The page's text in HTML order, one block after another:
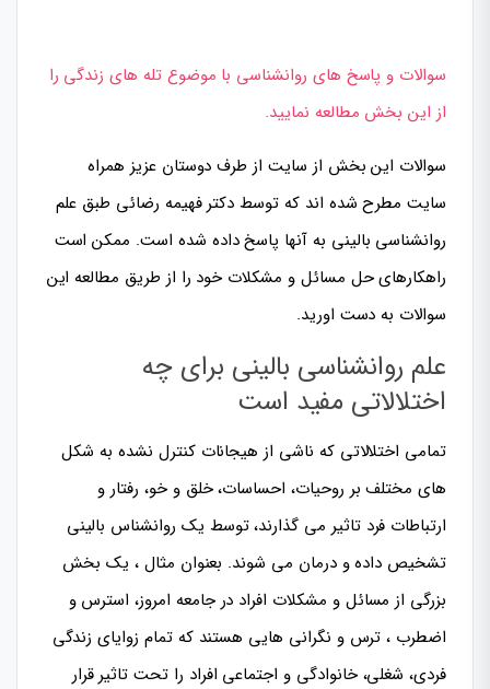
سوالات و پاسخ های روانشناسی با موضوع تله های زندگی را
از این بخش مطالعه نمایید.
سوالات این بخش از سایت از طرف دوستان عزیز همراه
سایت مطرح شده اند که توسط دکتر فهیمه رضائی طبق علم
روانشناسی بالینی به آنها پاسخ داده شده است. ممکن است
راهکارهای حل مسائل و مشکلات خود را از طریق مطالعه این
سوالات به دست اورید.
علم روانشناسی بالینی برای چه
اختلالاتی مفید است
تمامی اختلالاتی که ناشی از هیجانات کنترل نشده به شکل
های مختلف بر روحیات، احساسات، خلق و خو، رفتار و
ارتباطات فرد تاثیر می گذارند، توسط یک روانشناس بالینی
تشخیص داده و درمان می شوند. بعنوان مثال ، یک بخش
بزرگی از مسائل و مشکلات افراد در جامعه امروز، استرس و
اضطرب ، ترس و نگرانی هایی هستند که تمام زوایای زندگی
فردی، شغلی، خانوادگی و اجتماعی افراد را تحت تاثیر قرار